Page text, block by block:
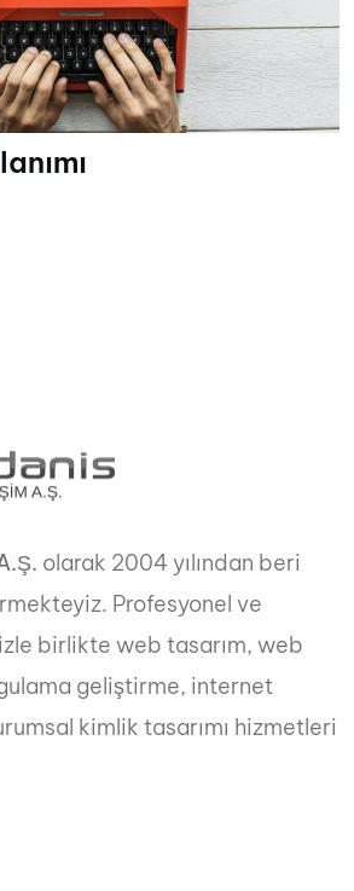
olarak 2004 yılından beri
Profesyonel ve
birlikte web tasarım, web
geliştirme, internet
kimlik tasarımı hizmetleri